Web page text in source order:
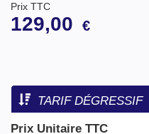
Prix TTC
129,00 €
TARIF DÉGRESSIF
Prix Unitaire TTC